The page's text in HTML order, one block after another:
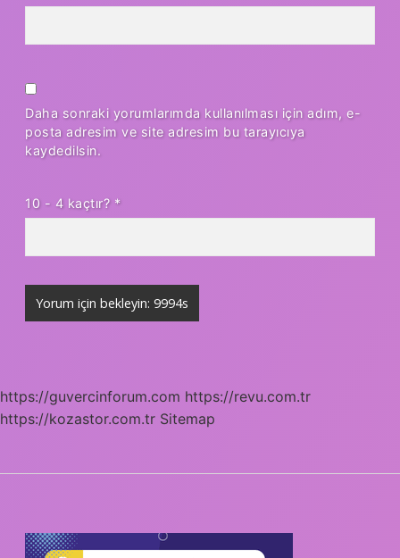
Daha sonraki yorumlarımda kullanılması için adım, e-
posta adresim ve site adresim bu tarayıcıya
kaydedilsin.
10 - 4 kaçtır? *
https://guvercinforum.com https://revu.com.tr
https://kozastor.com.tr Sitemap
SIDEBAR